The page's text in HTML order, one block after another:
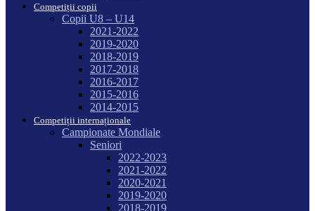
Competiții copii
Copii U8 – U14
2021-2022
2019-2020
2018-2019
2017-2018
2016-2017
2015-2016
2014-2015
Competiții internaționale
Campionate Mondiale
Seniori
2022-2023
2021-2022
2020-2021
2019-2020
2018-2019